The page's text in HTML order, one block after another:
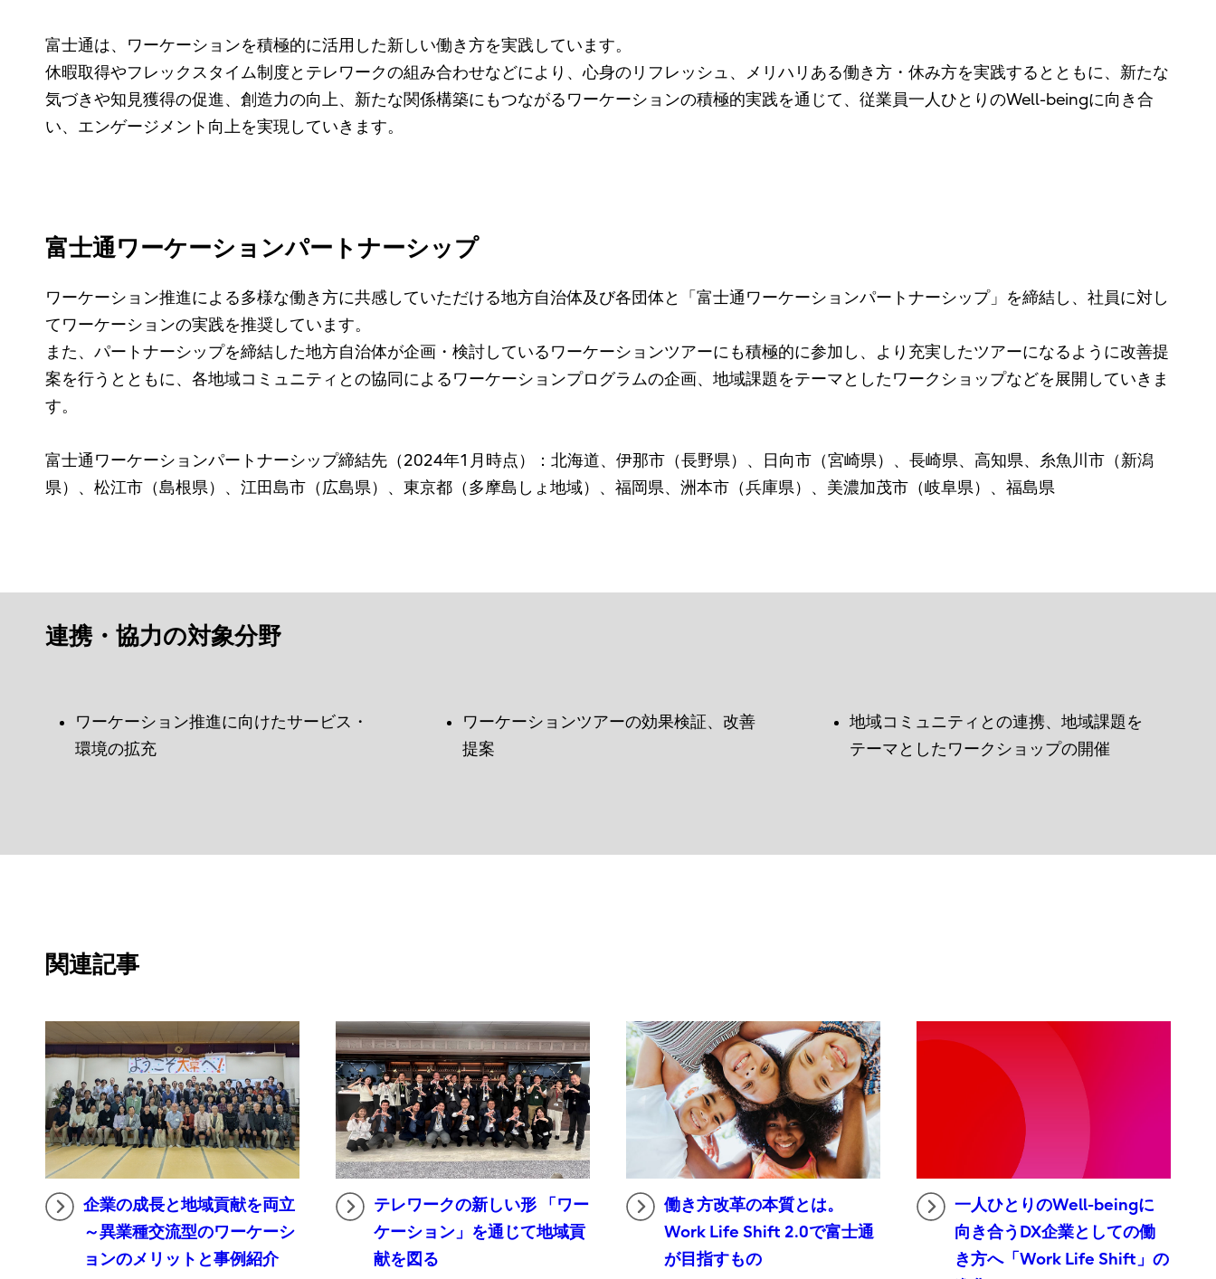
富士通は、ワーケーションを積極的に活用した新しい働き方を実践しています。
休暇取得やフレックスタイム制度とテレワークの組み合わせなどにより、心身のリフレッシュ、メリハリある働き方・休み方を実践するとともに、新たな
気づきや知見獲得の促進、創造力の向上、新たな関係構築にもつながるワーケーションの積極的実践を通じて、従業員一人ひとりのWell-beingに向き合
い、エンゲージメント向上を実現していきます。
富士通ワーケーションパートナーシップ
ワーケーション推進による多様な働き方に共感していただける地方自治体及び各団体と「富士通ワーケーションパートナーシップ」を締結し、社員に対し
てワーケーションの実践を推奨しています。
また、パートナーシップを締結した地方自治体が企画・検討しているワーケーションツアーにも積極的に参加し、より充実したツアーになるように改善提
案を行うとともに、各地域コミュニティとの協同によるワーケーションプログラムの企画、地域課題をテーマとしたワークショップなどを展開していきま
す。
富士通ワーケーションパートナーシップ締結先（2024年1月時点）：北海道、伊那市（長野県）、日向市（宮崎県）、長崎県、高知県、糸魚川市（新潟
県）、松江市（島根県）、江田島市（広島県）、東京都（多摩島しょ地域）、福岡県、洲本市（兵庫県）、美濃加茂市（岐阜県）、福島県
連携・協力の対象分野
ワーケーション推進に向けたサービス・
環境の拡充
ワーケーションツアーの効果検証、改善
提案
地域コミュニティとの連携、地域課題を
テーマとしたワークショップの開催
関連記事
企業の成長と地域貢献を両立
～異業種交流型のワーケーシ
ョンのメリットと事例紹介
テレワークの新しい形 「ワー
ケーション」を通じて地域貢
献を図る
働き方改革の本質とは。
Work Life Shift 2.0で富士通
が目指すもの
一人ひとりのWell-beingに
向き合うDX企業としての働
き方へ「Work Life Shift」の